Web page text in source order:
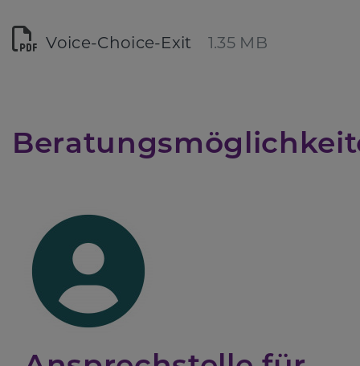
Voice-Choice-Exit 1.35 MB